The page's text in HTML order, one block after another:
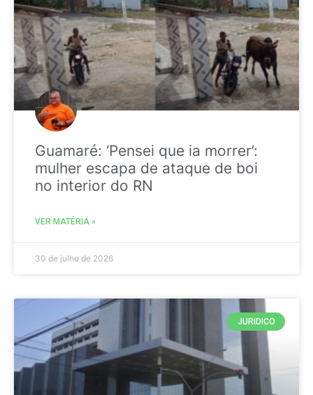
Guamaré: ‘Pensei que ia morrer’:
mulher escapa de ataque de boi
no interior do RN
VER MATÉRIA »
30 de julho de 2026
JURIDICO